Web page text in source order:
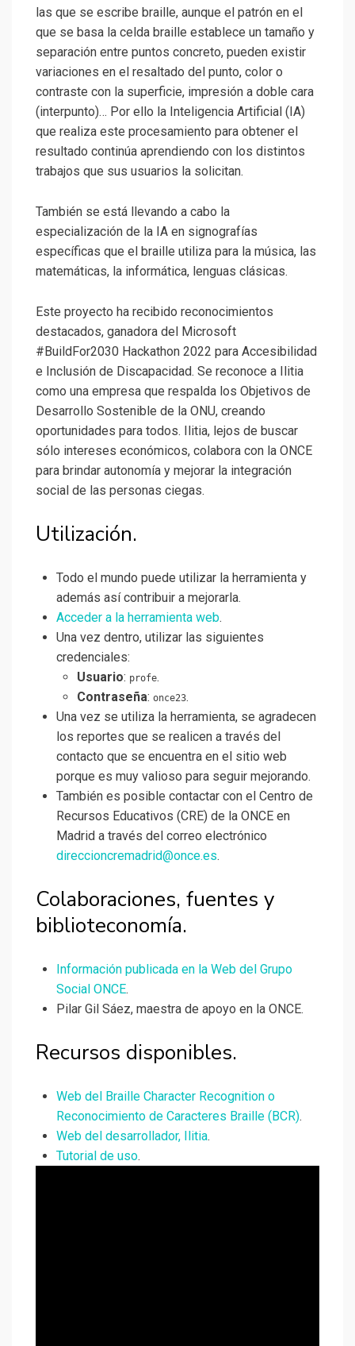
las que se escribe braille, aunque el patrón en el
que se basa la celda braille establece un tamaño y
separación entre puntos concreto, pueden existir
variaciones en el resaltado del punto, color o
contraste con la superficie, impresión a doble cara
(interpunto)… Por ello la Inteligencia Artificial (IA)
que realiza este procesamiento para obtener el
resultado continúa aprendiendo con los distintos
trabajos que sus usuarios la solicitan.
También se está llevando a cabo la
especialización de la IA en signografías
específicas que el braille utiliza para la música, las
matemáticas, la informática, lenguas clásicas.
Este proyecto ha recibido reconocimientos
destacados, ganadora del Microsoft
#BuildFor2030 Hackathon 2022 para Accesibilidad
e Inclusión de Discapacidad. Se reconoce a Ilitia
como una empresa que respalda los Objetivos de
Desarrollo Sostenible de la ONU, creando
oportunidades para todos. Ilitia, lejos de buscar
sólo intereses económicos, colabora con la ONCE
para brindar autonomía y mejorar la integración
social de las personas ciegas.
Utilización.
Todo el mundo puede utilizar la herramienta y
además así contribuir a mejorarla.
Acceder a la herramienta web.
Una vez dentro, utilizar las siguientes
credenciales:
Usuario: profe.
Contraseña: once23.
Una vez se utiliza la herramienta, se agradecen
los reportes que se realicen a través del
contacto que se encuentra en el sitio web
porque es muy valioso para seguir mejorando.
También es posible contactar con el Centro de
Recursos Educativos (CRE) de la ONCE en
Madrid a través del correo electrónico
direccioncremadrid@once.es.
Colaboraciones, fuentes y
biblioteconomía.
Información publicada en la Web del Grupo
Social ONCE.
Pilar Gil Sáez, maestra de apoyo en la ONCE.
Recursos disponibles.
Web del Braille Character Recognition o
Reconocimiento de Caracteres Braille (BCR).
Web del desarrollador, Ilitia.
Tutorial de uso.